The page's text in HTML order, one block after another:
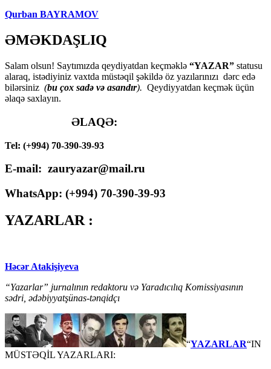
Qurban BAYRAMOV
ƏMƏKDAŞLIQ
Salam olsun! Saytımızda qeydiyatdan keçməklə “YAZAR” statusu
alaraq, istədiyiniz vaxtda müstəqil şəkildə öz yazılarınızı dərc edə
bilərsiniz (bu çox sadə və asandır). Qeydiyyatdan keçmək üçün
əlaqə saxlayın.
ƏLAQƏ:
Tel: (+994) 70-390-39-93
E-mail: zauryazar@mail.ru
WhatsApp: (+994) 70-390-39-93
YAZARLAR :
Həcər Atakişiyeva
“Yazarlar” jurnalının redaktoru və Yaradıcılıq Komissiyasının
sədri, ədəbiyyatşünas-tənqidçı
“YAZARLAR“IN
MÜSTƏQİL YAZARLARI: